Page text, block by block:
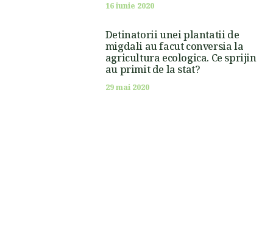
16 iunie 2020
Detinatorii unei plantatii de
migdali au facut conversia la
agricultura ecologica. Ce sprijin
au primit de la stat?
29 mai 2020